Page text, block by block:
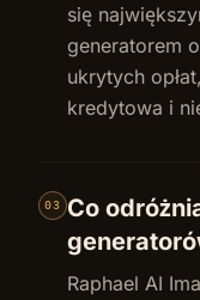
się
generatorem
ukrytych
kredytowa i
03
Co
Raphael AI